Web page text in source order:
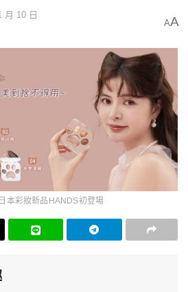
月 10 日
AA
本彩妝新品HANDS初登場